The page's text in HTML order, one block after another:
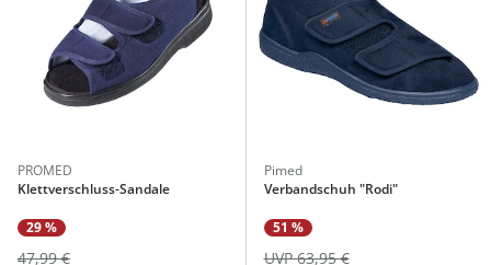
PROMED
Klettverschluss-Sandale
29 %
47,99 €
Pimed
Verbandschuh "Rodi"
51 %
UVP 63,95 €